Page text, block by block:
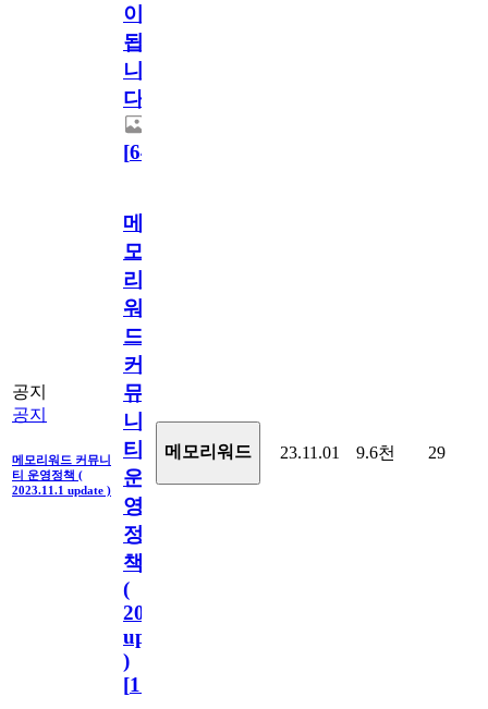
이
됩
니
다.
[64
공지
공지
메모리워드 커뮤니
티 운영정책 (
2023.11.1 update )
메
모
리
워
드
커
뮤
니
티
운
영
정
책
(
2023.11.1
update
)
[110
메모리워드 23.11.01 9.6천 29